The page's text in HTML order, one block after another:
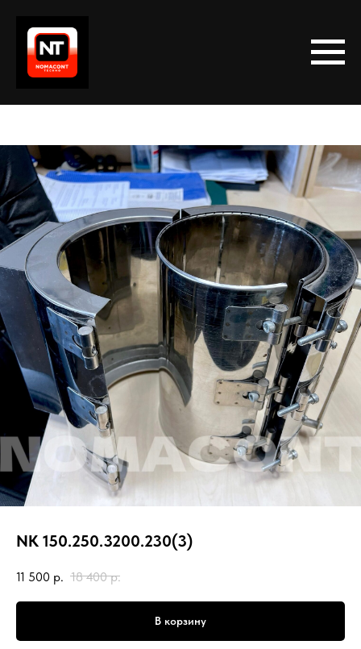
NK 150.250.3200.230(3)
11 500 р. 18 400 р.
В корзину